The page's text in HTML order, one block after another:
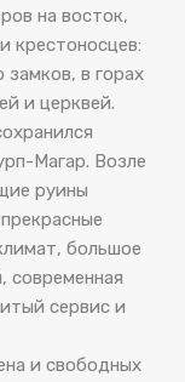
на восток,
крестоносцев:
в горах
и церквей.
Магар. Возле
руины
большое
современная
сервис и
и свободных